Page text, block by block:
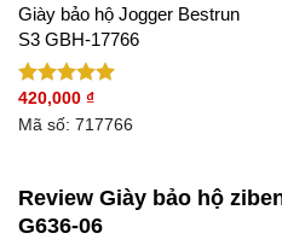
Giày bảo hộ Jogger Bestrun
S3 GBH-17766
Được xếp
hạng5.00
420,000 ₫
Mã số: 717766
Review Giày bảo hộ
G636-06